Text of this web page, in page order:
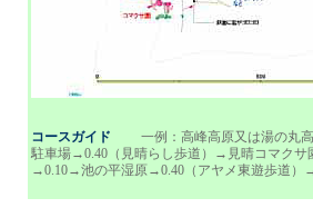
コースガイド
一例：高峰高原又は湯の丸高
駐車場→0.40（見晴らし歩道）→見晴コマク
→0.10→池の平湿原→0.40（アヤメ東遊歩道）